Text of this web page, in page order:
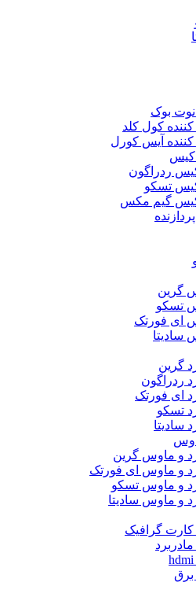
نوت بوک
کول کلد
آیس کورل
کیس
ردراگون
تسکو
گیم مکس
گرین
تسکو
ای فورتک
سادیتا
گرین
ردراگون
ای فورتک
تسکو
سادیتا
و ماوس گرین
و ماوس ای فورتک
و ماوس تسکو
و ماوس سادیتا
کارت گرافیک
برق